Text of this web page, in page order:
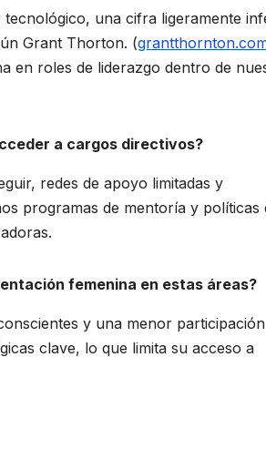
una cifra ligeramente
Grant Thorton. (
en roles de liderazgo dentro de
a cargos directivos?
redes de apoyo limitadas y
programas de mentoría y políticas
femenina en estas áreas?
y una menor participación
clave, lo que limita su acceso a